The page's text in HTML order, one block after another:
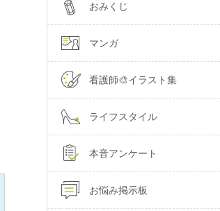
おみくじ
マンガ
看護師🎨イラスト集
ライフスタイル
本音アンケート
お悩み掲示板